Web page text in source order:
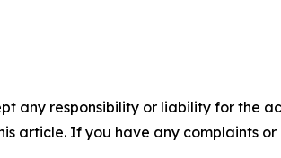
any responsibility or liability for the
article. If you have any complaints or